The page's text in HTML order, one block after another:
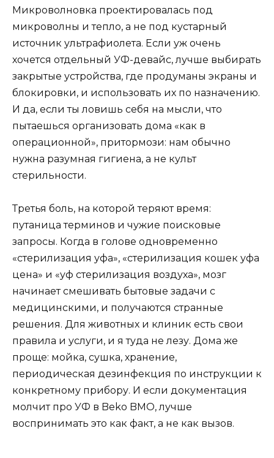
Микроволновка проектировалась под
микроволны и тепло, а не под кустарный
источник ультрафиолета. Если уж очень
хочется отдельный УФ-девайс, лучше выбирать
закрытые устройства, где продуманы экраны и
блокировки, и использовать их по назначению.
И да, если ты ловишь себя на мысли, что
пытаешься организовать дома «как в
операционной», притормози: нам обычно
нужна разумная гигиена, а не культ
стерильности.
Третья боль, на которой теряют время:
путаница терминов и чужие поисковые
запросы. Когда в голове одновременно
«стерилизация уфа», «стерилизация кошек уфа
цена» и «уф стерилизация воздуха», мозг
начинает смешивать бытовые задачи с
медицинскими, и получаются странные
решения. Для животных и клиник есть свои
правила и услуги, и я туда не лезу. Дома же
проще: мойка, сушка, хранение,
периодическая дезинфекция по инструкции к
конкретному прибору. И если документация
молчит про УФ в Beko BMO, лучше
воспринимать это как факт, а не как вызов.